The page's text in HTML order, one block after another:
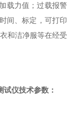
载力值；过载报警
间、标定，可打印
和洁净服等在经受
试仪技术参数：